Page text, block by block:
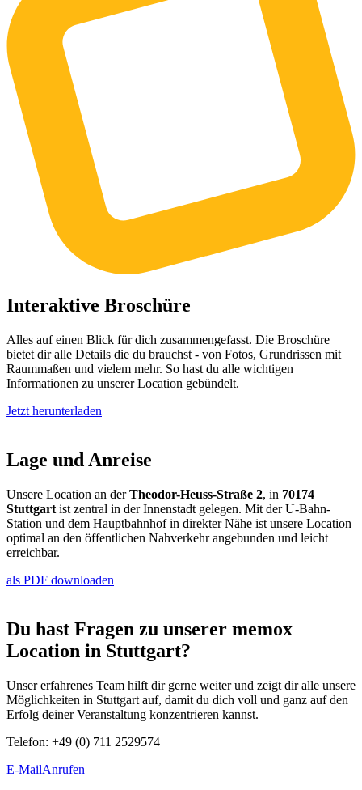
Interaktive Broschüre
Alles auf einen Blick für dich zusammengefasst. Die Broschüre
bietet dir alle Details die du brauchst - von Fotos, Grundrissen mit
Raummaßen und vielem mehr. So hast du alle wichtigen
Informationen zu unserer Location gebündelt.
Jetzt herunterladen
Lage und Anreise
Unsere Location an derTheodor-Heuss-Straße 2, in 70174
Stuttgart ist zentral in der Innenstadt gelegen. Mit der U-Bahn-
Station und dem Hauptbahnhof in direkter Nähe ist unsere Location
optimal an den öffentlichen Nahverkehr angebunden und leicht
erreichbar.
als PDF downloaden
Du hast Fragen zu unserer memox
Location in Stuttgart?
Unser erfahrenes Team hilft dir gerne weiter und zeigt dir alle unsere
Möglichkeiten in Stuttgart auf, damit du dich voll und ganz auf den
Erfolg deiner Veranstaltung konzentrieren kannst.
Telefon: +49 (0) 711 2529574
E-MailAnrufen